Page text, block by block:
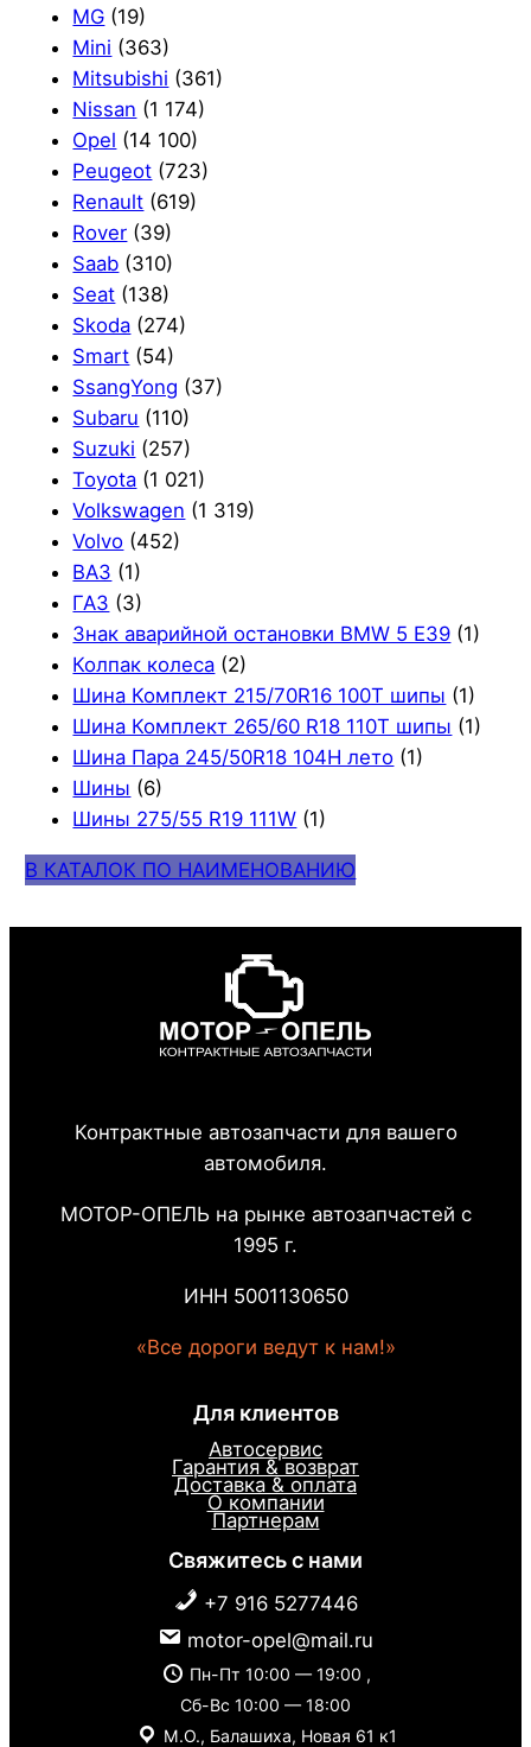
MG (19)
Mini (363)
Mitsubishi (361)
Nissan (1 174)
Opel (14 100)
Peugeot (723)
Renault (619)
Rover (39)
Saab (310)
Seat (138)
Skoda (274)
Smart (54)
SsangYong (37)
Subaru (110)
Suzuki (257)
Toyota (1 021)
Volkswagen (1 319)
Volvo (452)
ВАЗ (1)
ГАЗ (3)
Знак аварийной остановки BMW 5 E39 (1)
Колпак колеса (2)
Шина Комплект 215/70R16 100T шипы (1)
Шина Комплект 265/60 R18 110T шипы (1)
Шина Пара 245/50R18 104H лето (1)
Шины (6)
Шины 275/55 R19 111W (1)
В КАТАЛОК ПО НАИМЕНОВАНИЮ
Контрактные автозапчасти для вашего
автомобиля.
МОТОР-ОПЕЛЬ на рынке автозапчастей с
1995 г.
ИНН 5001130650
«Все дороги ведут к нам!»
Для клиентов
Автосервис
Гарантия & возврат
Доставка & оплата
О компании
Партнерам
Свяжитесь с нами
+7 916 5277446
motor-opel@mail.ru
Пн-Пт 10:00 — 19:00 ,
Сб-Вс 10:00 — 18:00
М.О., Балашиха, Новая 61 к1